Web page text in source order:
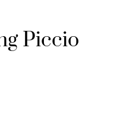
Piccio